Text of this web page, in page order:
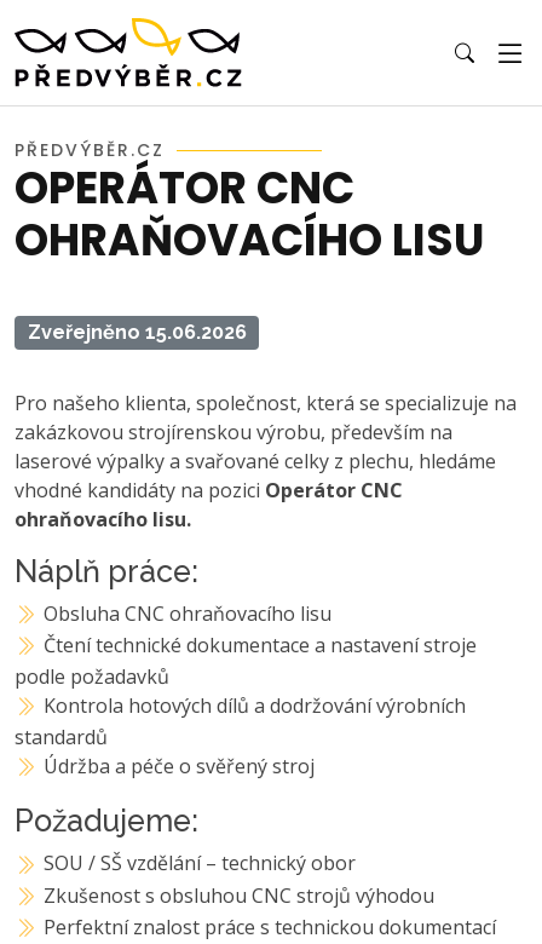
PŘEDVÝBĚR.CZ
OPERÁTOR CNC
OHRAŇOVACÍHO LISU
Zveřejněno 15.06.2026
Pro našeho klienta, společnost, která se specializuje na
zakázkovou strojírenskou výrobu, především na
laserové výpalky a svařované celky z plechu, hledáme
vhodné kandidáty na pozici Operátor CNC
ohraňovacího lisu.
Náplň práce:
Obsluha CNC ohraňovacího lisu
Čtení technické dokumentace a nastavení stroje
podle požadavků
Kontrola hotových dílů a dodržování výrobních
standardů
Údržba a péče o svěřený stroj
Požadujeme:
SOU / SŠ vzdělání – technický obor
Zkušenost s obsluhou CNC strojů výhodou
Perfektní znalost práce s technickou dokumentací